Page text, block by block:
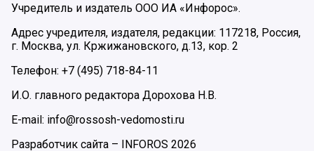
Учредитель и издатель ООО ИА «Инфорос».
Адрес учредителя, издателя, редакции: 117218, Россия,
г. Москва, ул. Кржижановского, д.13, кор. 2
Телефон: +7 (495) 718-84-11
И.О. главного редактора Дорохова Н.В.
E-mail: info@rossosh-vedomosti.ru
Разработчик сайта – INFOROS 2026